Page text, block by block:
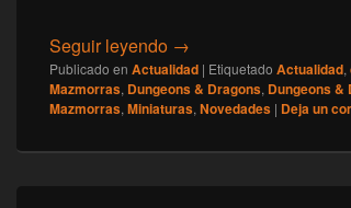
Seguir leyendo [Dungeons and
→
Publicado en Actualidad | Etiquetado Actualidad,
Mazmorras, Dungeons & Dragons, Dungeons &
Mazmorras, Miniaturas, Novedades | Deja un